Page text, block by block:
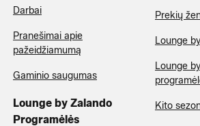
Darbai
Pranešimai apie
pažeidžiamumą
Gaminio saugumas
Lounge by Zalando
Programėlės
Prekių
Lounge
Lounge
Kito